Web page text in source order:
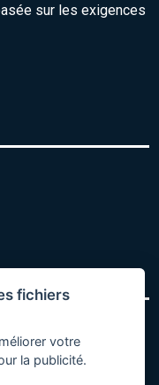
sur les exigences
fichiers
votre
la publicité.